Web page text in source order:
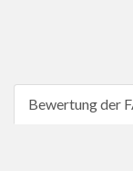
Bewertung der